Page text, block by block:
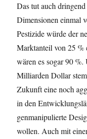
Das tut auch
Dimensionen einmal
Pestizide würde der
Marktanteil von 25 %
wären es sogar 90
Milliarden Dollar
Zukunft eine noch
in den
genmanipulierte
wollen. Auch mit